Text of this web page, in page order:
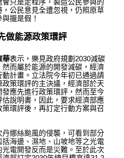
只是走程序，製造公民參與的
公民意見全遭忽視，仍照原草
攏是假！
做能源政策環評
華表示，樂見政府規劃2030減碳
然而屬於能源的開發減碳，經濟
計畫。立法院今年初已通過請
策環評的主決議，經濟部於天
應先進行政策環評，然而至今
說明書，因此，要求經濟部應
環評後，再訂定行動方案與召
丹娜絲颱風的侵襲，可看到部分
海邊、濕地、山坡地等之光電
電開發反而是災難。至於此次